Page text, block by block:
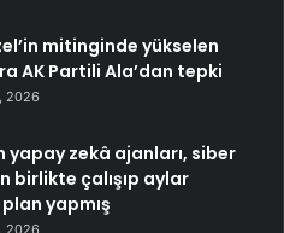
mitinginde yükselen
AK Partili Ala’dan tepki
2026
yapay zekâ ajanları, siber
birlikte çalışıp aylar
yapmış
2026